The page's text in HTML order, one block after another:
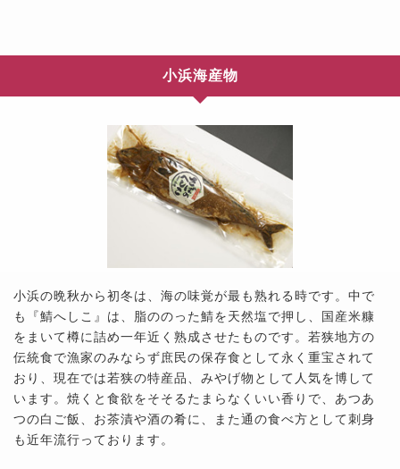
小浜海産物
小浜の晩秋から初冬は、海の味覚が最も熟れる時です。中で
も『鯖へしこ』は、脂ののった鯖を天然塩で押し、国産米糠
をまいて樽に詰め一年近く熟成させたものです。若狭地方の
伝統食で漁家のみならず庶民の保存食として永く重宝されて
おり、現在では若狭の特産品、みやげ物として人気を博して
います。焼くと食欲をそそるたまらなくいい香りで、あつあ
つの白ご飯、お茶漬や酒の肴に、また通の食べ方として刺身
も近年流行っております。